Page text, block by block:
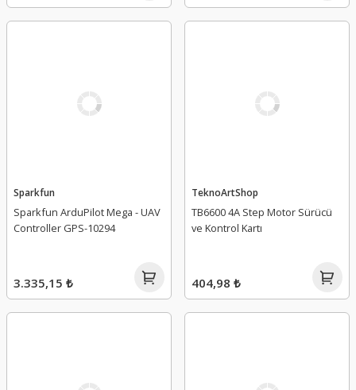
Sparkfun
Sparkfun ArduPilot Mega - UAV
Controller GPS-10294
3.335,15 ₺
TeknoArtShop
TB6600 4A Step Motor Sürücü
ve Kontrol Kartı
404,98 ₺